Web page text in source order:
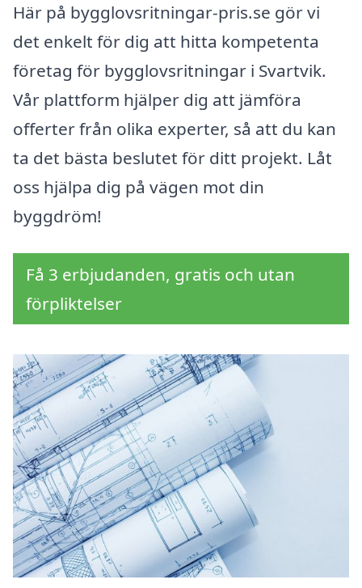
Här på bygglovsritningar-pris.se gör vi
det enkelt för dig att hitta kompetenta
företag för bygglovsritningar i Svartvik.
Vår plattform hjälper dig att jämföra
offerter från olika experter, så att du kan
ta det bästa beslutet för ditt projekt. Låt
oss hjälpa dig på vägen mot din
byggdröm!
Få 3 erbjudanden, gratis och utan
förpliktelser